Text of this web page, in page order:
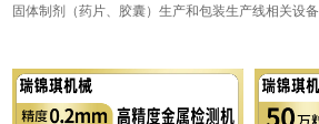
固体制剂（药片、胶囊）生产和包装生产线相关设备